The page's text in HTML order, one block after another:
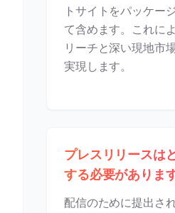
トサイトをパッケー
て含めます。これに
リーチと深い現地市
実現します。
プレスリリースは
する必要がありま
配信のために提出さ